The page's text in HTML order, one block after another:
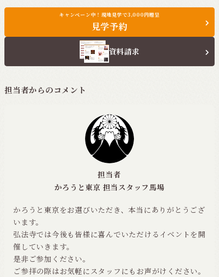
キャンペーン中！現地見学で3,000円贈呈
見学予約
資料請求
担当者からのコメント
かろうと東京をお選びいただき、本当にありがとうござ
います。
弘法寺では今後も皆様に喜んでいただけるイベントを開
催していきます。
是非ご参加ください。
ご参拝の際はお気軽にスタッフにもお声がけください。
担当者
かろうと東京 担当スタッフ馬場